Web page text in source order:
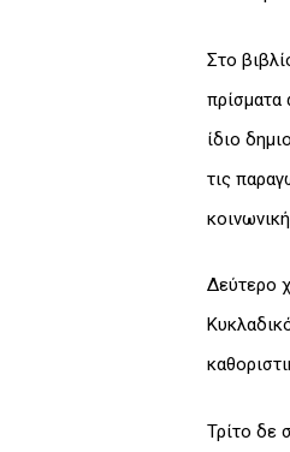
Στο
πρίσματα
ίδιο
τις
Δεύτερο
Τρίτο δε